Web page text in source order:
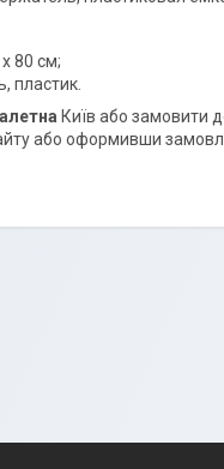
80 см;
пластик.
Київ або замовити
або оформивши